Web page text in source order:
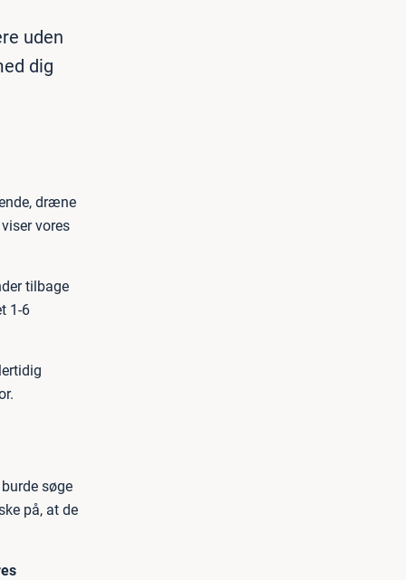
uden
dig
dræne
vores
tilbage
1-6
søge
på, at de